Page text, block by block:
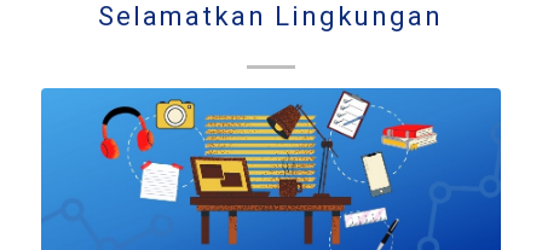
Selamatkan Lingkungan